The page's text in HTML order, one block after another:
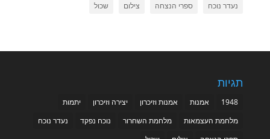
נעדר נוכח
ספרי הנצחה צילום שכול
תגיות
1948 אמנות אמנות וזיכרון יצירה וזיכרון
יתמות
מלחמת העצמאות
מלחמת השחרור נוכח נפקד
נעדר נוכח